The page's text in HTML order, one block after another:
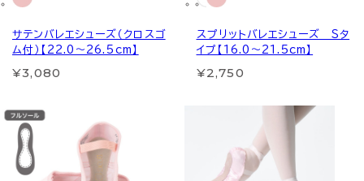
サテンバレエシューズ（クロスゴ
ム付）【22.0～26.5cm】
¥3,080
スプリットバレエシューズ Sタ
イプ【16.0～21.5cm】
¥2,750